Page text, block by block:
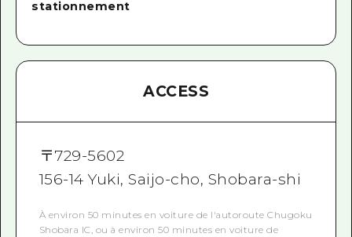
stationnement
ACCESS
〒729-5602
156-14 Yuki, Saijo-cho, Shobara-shi
À environ 50 minutes en voiture de l'autoroute Chugoku
Shobara IC, ou à environ 50 minutes en voiture de